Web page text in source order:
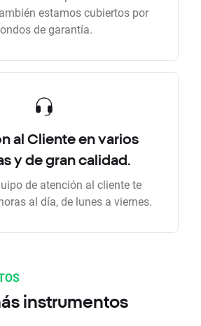
estamos cubiertos por
de garantía.
al Cliente en varios
y de gran calidad.
de atención al cliente te
al día, de lunes a viernes.
instrumentos